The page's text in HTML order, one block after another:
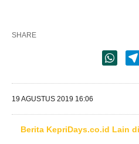
SHARE
19 AGUSTUS 2019 16:06
Berita KepriDays.co.id Lain